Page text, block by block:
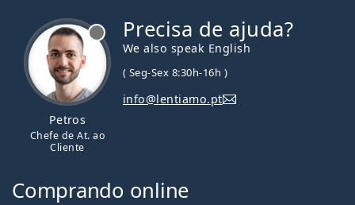
Petros
Chefe de At. ao
Cliente
Precisa de ajuda?
We also speak English
( Seg-Sex 8:30h-16h )
info@lentiamo.pt
Comprando online